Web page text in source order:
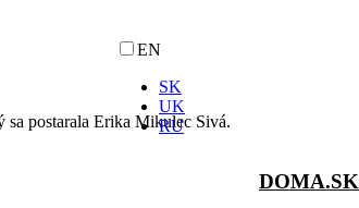
sa postarala Erika Mikulec Sivá.
DOMA.SK
EN
SK
UK
RU